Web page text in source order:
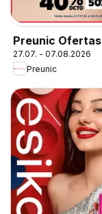
Preunic Ofertas
27.07. - 07.08.2026
Preunic